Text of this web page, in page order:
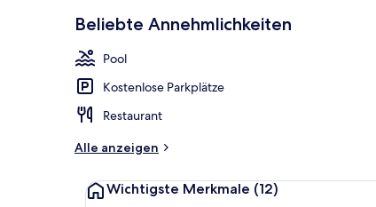
Beliebte Annehmlichkeiten
Pool
Kostenlose Parkplätze
Restaurant
Alle anzeigen
Wichtigste Merkmale (12)